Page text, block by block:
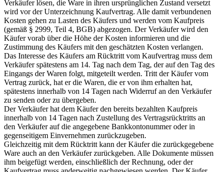
Verkäufer lösen, die Ware in ihren ursprünglichen Zustand versetzt
wird vor der Unterzeichnung Kaufvertrag. Alle damit verbundenen
Kosten gehen zu Lasten des Käufers und werden vom Kaufpreis
(gemäß § 2999, Teil 4, BGB) abgezogen. Der Verkäufer wird den
Käufer vorab über die Höhe der Kosten informieren und die
Zustimmung des Käufers mit den geschätzten Kosten verlangen.
Das Interesse des Käufers am Rücktritt vom Kaufvertrag muss dem
Verkäufer spätestens am 14. Tag nach dem Tag, der auf den Tag des
Eingangs der Waren folgt, mitgeteilt werden. Tritt der Käufer vom
Vertrag zurück, hat er die Waren, die er von ihm erhalten hat,
spätestens innerhalb von 14 Tagen nach Widerruf an den Verkäufer
zu senden oder zu übergeben.
Der Verkäufer hat dem Käufer den bereits bezahlten Kaufpreis
innerhalb von 14 Tagen nach Zustellung des Vertragsrücktritts an
den Verkäufer auf die angegebene Bankkontonummer oder in
gegenseitigem Einvernehmen zurückzugeben.
Gleichzeitig mit dem Rücktritt kann der Käufer die zurückgegebene
Ware auch an den Verkäufer zurückgeben. Alle Dokumente müssen
ihm beigefügt werden, einschließlich der Rechnung, oder der